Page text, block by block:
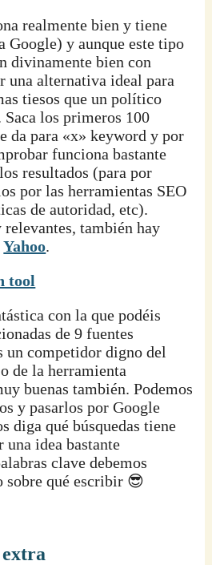
realmente bien y tiene
Google) y aunque este tipo
divinamente bien con
una alternativa ideal para
tiesos que un político
Saca los primeros 100
da para «x» keyword y por
funciona bastante
resultados (para por
por las herramientas SEO
de autoridad, etc).
relevantes, también hay
Yahoo.
tool
con la que podéis
de 9 fuentes
un competidor digno del
o de la herramienta
buenas también. Podemos
y pasarlos por Google
diga qué búsquedas tiene
una idea bastante
clave debemos
sobre qué escribir 😎